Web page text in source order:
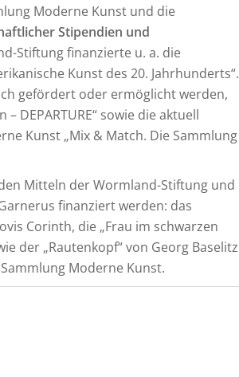
Moderne Kunst und die
Stipendien und
Stiftung finanzierte u. a. die
Kunst des 20. Jahrhunderts“.
gefördert oder ermöglicht werden,
DEPARTURE“ sowie die aktuell
Kunst „Mix & Match. Die Sammlung
Mitteln der Wormland-Stiftung und
finanziert werden: das
Corinth, die „Frau im schwarzen
der „Rautenkopf“ von Georg Baselitz
Moderne Kunst.